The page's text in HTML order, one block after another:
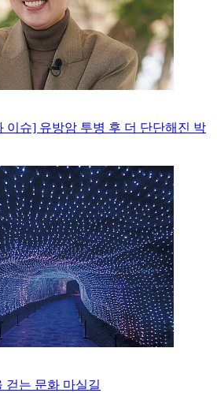
이슈] 유방암 투병 후 더 단단해진 박
걷는 문화 마실길